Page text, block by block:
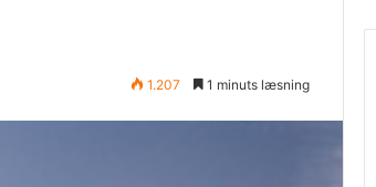
1.207 1 minuts læsning